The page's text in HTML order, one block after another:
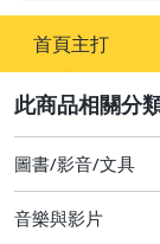
首頁主打
其它
[全店] 粉絲專享
[全店] 週年慶
圖書/影音/文具
音樂與影片